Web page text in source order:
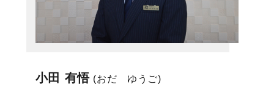
小田 有悟 (おだ ゆうご)